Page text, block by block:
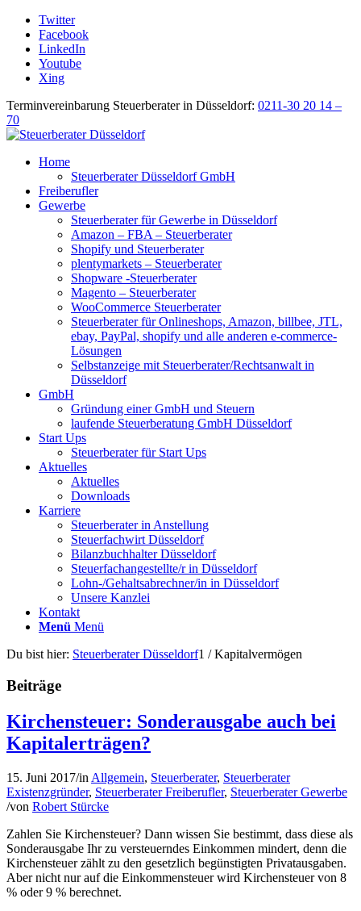
Twitter
Facebook
LinkedIn
Youtube
Xing
Terminvereinbarung Steuerberater in Düsseldorf: 0211-30 20 14 –
70
Home
Steuerberater Düsseldorf GmbH
Freiberufler
Gewerbe
Steuerberater für Gewerbe in Düsseldorf
Amazon – FBA – Steuerberater
Shopify und Steuerberater
plentymarkets – Steuerberater
Shopware -Steuerberater
Magento – Steuerberater
WooCommerce Steuerberater
Steuerberater für Onlineshops, Amazon, billbee, JTL,
ebay, PayPal, shopify und alle anderen e-commerce-
Lösungen
Selbstanzeige mit Steuerberater/Rechtsanwalt in
Düsseldorf
GmbH
Gründung einer GmbH und Steuern
laufende Steuerberatung GmbH Düsseldorf
Start Ups
Steuerberater für Start Ups
Aktuelles
Aktuelles
Downloads
Karriere
Steuerberater in Anstellung
Steuerfachwirt Düsseldorf
Bilanzbuchhalter Düsseldorf
Steuerfachangestellte/r in Düsseldorf
Lohn-/Gehaltsabrechner/in in Düsseldorf
Unsere Kanzlei
Kontakt
Menü Menü
Du bist hier: Steuerberater Düsseldorf1 / Kapitalvermögen
Beiträge
Kirchensteuer: Sonderausgabe auch bei
Kapitalerträgen?
15. Juni 2017/in Allgemein, Steuerberater, Steuerberater
Existenzgründer, Steuerberater Freiberufler, Steuerberater Gewerbe
/von Robert Stürcke
Zahlen Sie Kirchensteuer? Dann wissen Sie bestimmt, dass diese als
Sonderausgabe Ihr zu versteuerndes Einkommen mindert, denn die
Kirchensteuer zählt zu den gesetzlich begünstigten Privatausgaben.
Aber nicht nur auf die Einkommensteuer wird Kirchensteuer von 8
% oder 9 % berechnet.